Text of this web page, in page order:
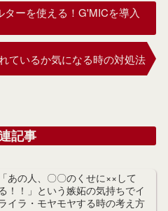
ーを使える！G'MICを導入
ているか気になる時の対処法
記事
「あの人、〇〇のくせに××して
！！」という嫉妬の気持ちでイ
イラ・モヤモヤする時の考え方